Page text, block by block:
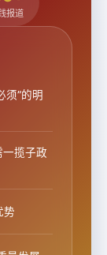
报道
须”的明
揽子政
势